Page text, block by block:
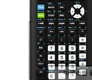
마우스를